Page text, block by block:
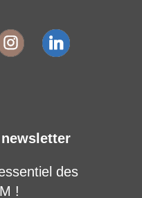
des
!